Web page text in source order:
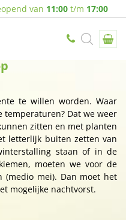
van 11:00 t/m 17:00
te willen worden. Waar
Dat we weer
zitten en met planten
letterlijk buiten zetten van
staan of in de
moeten we voor de
(medio mei). Dan moet het
mogelijke nachtvorst.